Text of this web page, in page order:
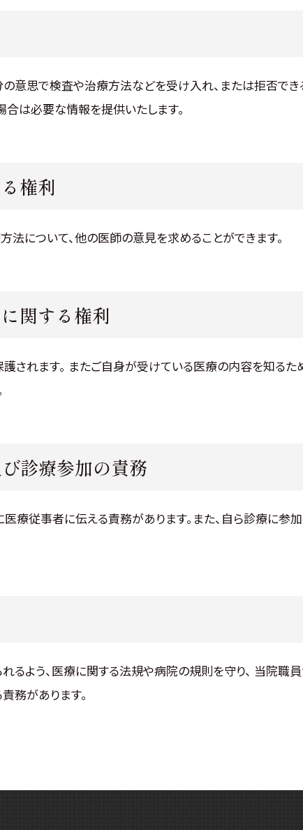
の意思で検査や治療方法などを受け入れ、または拒否でき
合は必要な情報を提供いたします。
権利
について、他の医師の意見を求めることができます。
関する権利
されます。 またご自身が受けている医療の内容を知るた
診療参加の責務
療従事者に伝える責務があります。また、自ら診療に参加
るよう、医療に関する法規や病院の規則を守り、 当院職
務があります。